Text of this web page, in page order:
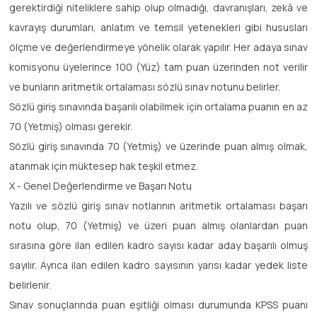
gerektirdiği niteliklere sahip olup olmadığı, davranışları, zekâ ve
kavrayış durumları, anlatım ve temsil yetenekleri gibi hususları
ölçme ve değerlendirmeye yönelik olarak yapılır. Her adaya sınav
komisyonu üyelerince 100 (Yüz) tam puan üzerinden not verilir
ve bunların aritmetik ortalaması sözlü sınav notunu belirler.
Sözlü giriş sınavında başarılı olabilmek için ortalama puanın en az
70 (Yetmiş) olması gerekir.
Sözlü giriş sınavında 70 (Yetmiş) ve üzerinde puan almış olmak,
atanmak için müktesep hak teşkil etmez.
X - Genel Değerlendirme ve Başarı Notu
Yazılı ve sözlü giriş sınav notlarının aritmetik ortalaması başarı
notu olup, 70 (Yetmiş) ve üzeri puan almış olanlardan puan
sırasına göre ilan edilen kadro sayısı kadar aday başarılı olmuş
sayılır. Ayrıca ilan edilen kadro sayısının yarısı kadar yedek liste
belirlenir.
Sınav sonuçlarında puan eşitliği olması durumunda KPSS puanı